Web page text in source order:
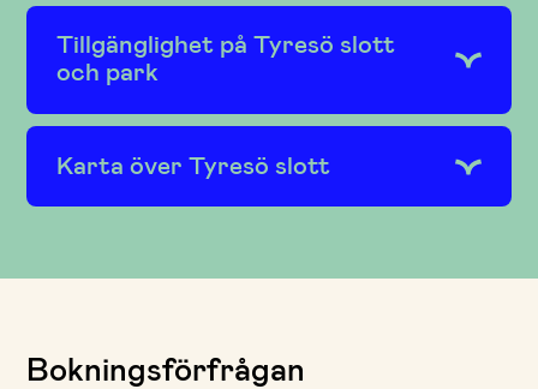
Tillgänglighet på Tyresö slott
och park
Karta över Tyresö slott
Bokningsförfrågan